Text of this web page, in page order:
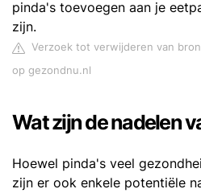
pinda's toevoegen aan je
zijn.
Verzoek tot verwijderen van bron
op gezondnu.nl
Wat zijn de nadelen
Hoewel pinda's veel
zijn er ook enkele potentiële